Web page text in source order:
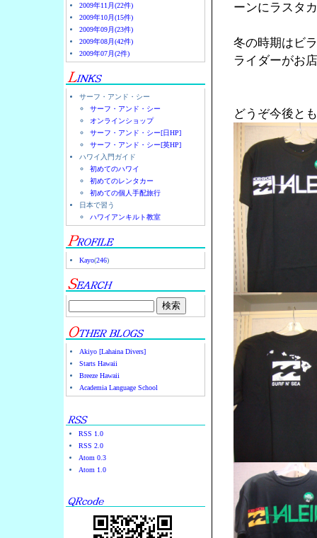
2009年11月(22件)
2009年10月(15件)
2009年09月(23件)
2009年08月(42件)
2009年07月(2件)
サーフ・アンド・シー
サーフ・アンド・シー
オンラインショップ
サーフ・アンド・シー[日HP]
サーフ・アンド・シー[英HP]
ハワイ入門ガイド
初めてのハワイ
初めてのレンタカー
初めての個人手配旅行
日本で習う
ハワイアンキルト教室
Kayo(246)
Akiyo [Lahaina Divers]
Starts Hawaii
Breeze Hawaii
Academia Language School
RSS 1.0
RSS 2.0
Atom 0.3
Atom 1.0
ーンにラスタ
冬の時期はビ
ライダーがお
どうぞ今後と